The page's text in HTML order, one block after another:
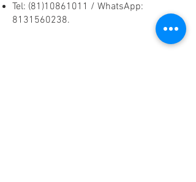
Tel: (81)10861011 / WhatsApp:
8131560238.